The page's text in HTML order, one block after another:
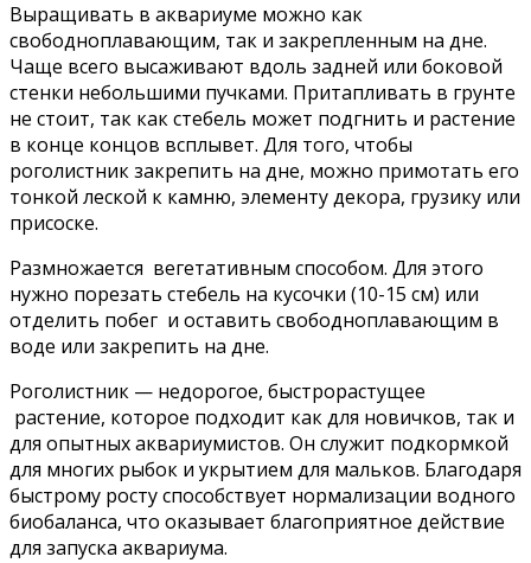
Выращивать в аквариуме можно как
свободноплавающим, так и закрепленным на дне.
Чаще всего высаживают вдоль задней или боковой
стенки небольшими пучками. Притапливать в грунте
не стоит, так как стебель может подгнить и растение
в конце концов всплывет. Для того, чтобы
роголистник закрепить на дне, можно примотать его
тонкой леской к камню, элементу декора, грузику или
присоске.
Размножается вегетативным способом. Для этого
нужно порезать стебель на кусочки (10-15 см) или
отделить побег и оставить свободноплавающим в
воде или закрепить на дне.
Роголистник — недорогое, быстрорастущее
растение, которое подходит как для новичков, так и
для опытных аквариумистов. Он служит подкормкой
для многих рыбок и укрытием для мальков. Благодаря
быстрому росту способствует нормализации водного
биобаланса, что оказывает благоприятное действие
для запуска аквариума.